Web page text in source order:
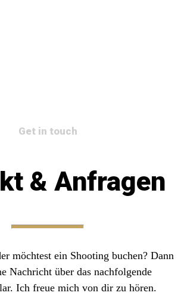
Get in touch
& Anfragen
möchtest ein Shooting buchen? Dann
Nachricht über das nachfolgende
Ich freue mich von dir zu hören.